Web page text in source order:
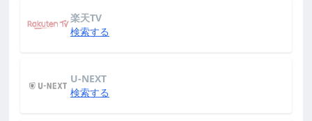
楽天TV
検索する
U-NEXT
検索する